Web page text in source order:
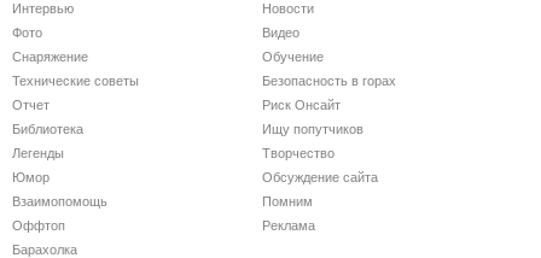
Интервью
Новости
Фото
Видео
Снаряжение
Обучение
Технические советы
Безопасность в горах
Отчет
Риск Онсайт
Библиотека
Ищу попутчиков
Легенды
Творчество
Юмор
Обсуждение сайта
Взаимопомощь
Помним
Оффтоп
Реклама
Барахолка